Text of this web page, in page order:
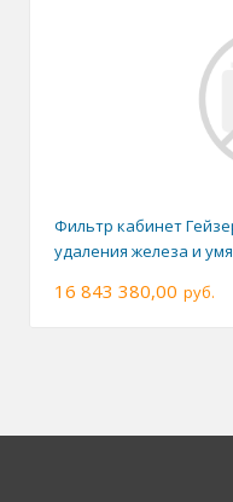
Фильтр кабинет
удаления железа и
16 843 380,00 руб.